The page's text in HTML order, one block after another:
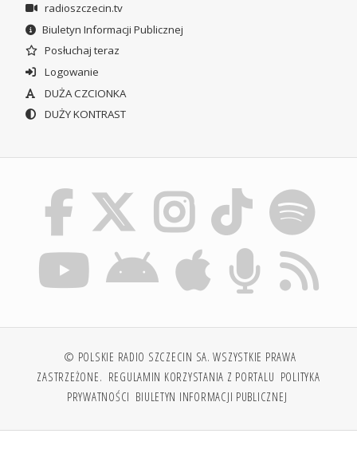
radioszczecin.tv
Biuletyn Informacji Publicznej
Posłuchaj teraz
Logowanie
DUŻA CZCIONKA
DUŻY KONTRAST
© POLSKIE RADIO SZCZECIN SA. WSZYSTKIE PRAWA
ZASTRZEŻONE. REGULAMIN KORZYSTANIA Z PORTALU POLITYKA
PRYWATNOŚCI BIULETYN INFORMACJI PUBLICZNEJ